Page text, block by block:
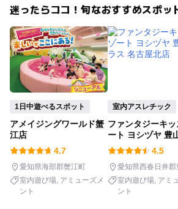
サファリパーク
植物園
ク
キャンプ場
釣り 自然景観
いちご狩り 農業体
潮干狩り 社会見
工場見学
迷ったらココ！旬なおすすめスポッ
1日中遊べるスポット
アメイジングワールド蟹
江店
4.7
愛知県海部郡蟹江町
室内遊び場 アミューズメ
ント
室内アスレチック
ファンタジーキ
ート ヨシヅヤ 豊
ス 名古屋北店
4.5
愛知県西春日井郡
室内遊び場 アミ
ント